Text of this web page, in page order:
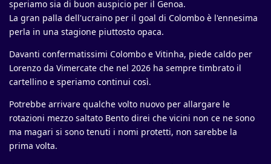
speriamo sia di buon auspicio per il Genoa.
La gran palla dell'ucraino per il goal di Colombo è l'ennesima
perla in una stagione piuttosto opaca.
Davanti confermatissimi Colombo e Vitinha, piede caldo per
Lorenzo da Vimercate che nel 2026 ha sempre timbrato il
cartellino e speriamo continui così.
Potrebbe arrivare qualche volto nuovo per allargare le
rotazioni mezzo saltato Bento direi che vicini non ce ne sono
ma magari si sono tenuti i nomi protetti, non sarebbe la
prima volta.